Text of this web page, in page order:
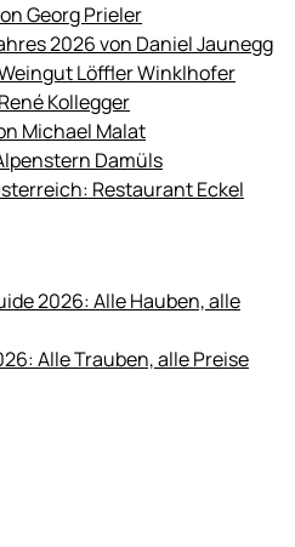
Georg Prieler
2026 von Daniel Jaunegg
Löffler Winklhofer
Kollegger
Michael Malat
Damüls
Restaurant Eckel
2026: Alle Hauben, alle
Alle Trauben, alle Preise